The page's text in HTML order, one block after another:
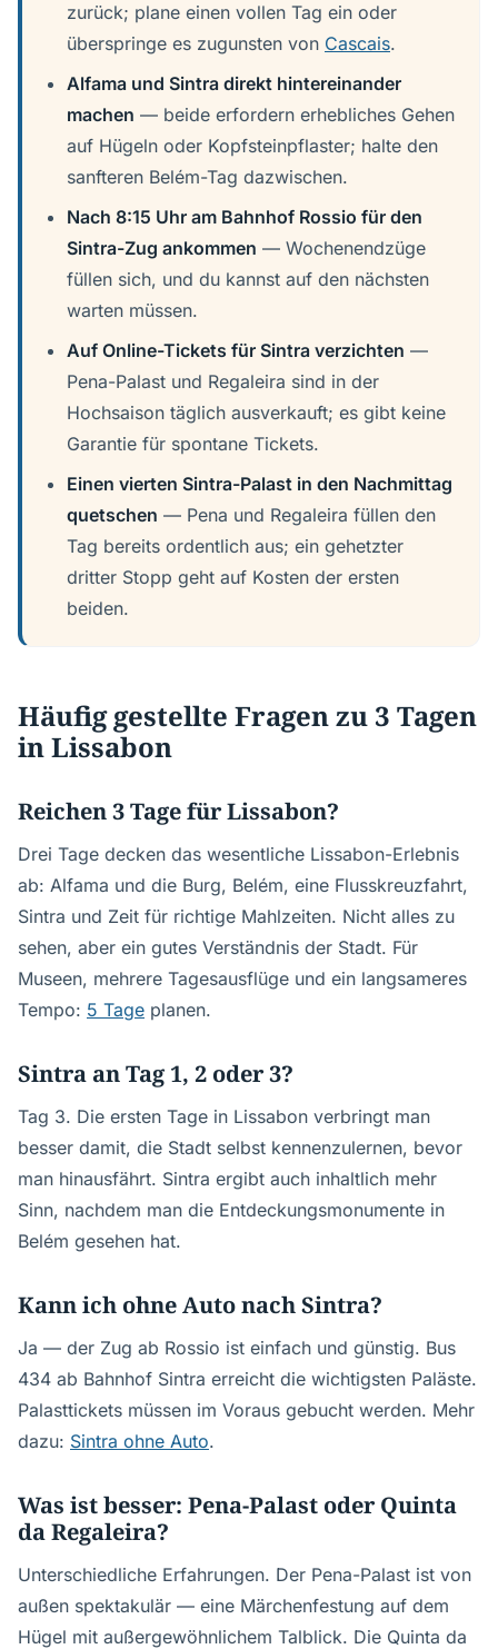
zurück; plane einen vollen Tag ein oder
überspringe es zugunsten von Cascais.
Alfama und Sintra direkt hintereinander
machen — beide erfordern erhebliches Gehen
auf Hügeln oder Kopfsteinpflaster; halte den
sanfteren Belém-Tag dazwischen.
Nach 8:15 Uhr am Bahnhof Rossio für den
Sintra-Zug ankommen — Wochenendzüge
füllen sich, und du kannst auf den nächsten
warten müssen.
Auf Online-Tickets für Sintra verzichten —
Pena-Palast und Regaleira sind in der
Hochsaison täglich ausverkauft; es gibt keine
Garantie für spontane Tickets.
Einen vierten Sintra-Palast in den Nachmittag
quetschen — Pena und Regaleira füllen den
Tag bereits ordentlich aus; ein gehetzter
dritter Stopp geht auf Kosten der ersten
beiden.
Häufig gestellte Fragen zu 3 Tagen
in Lissabon
Reichen 3 Tage für Lissabon?
Drei Tage decken das wesentliche Lissabon-Erlebnis
ab: Alfama und die Burg, Belém, eine Flusskreuzfahrt,
Sintra und Zeit für richtige Mahlzeiten. Nicht alles zu
sehen, aber ein gutes Verständnis der Stadt. Für
Museen, mehrere Tagesausflüge und ein langsameres
Tempo: 5 Tage planen.
Sintra an Tag 1, 2 oder 3?
Tag 3. Die ersten Tage in Lissabon verbringt man
besser damit, die Stadt selbst kennenzulernen, bevor
man hinausfährt. Sintra ergibt auch inhaltlich mehr
Sinn, nachdem man die Entdeckungsmonumente in
Belém gesehen hat.
Kann ich ohne Auto nach Sintra?
Ja — der Zug ab Rossio ist einfach und günstig. Bus
434 ab Bahnhof Sintra erreicht die wichtigsten Paläste.
Palasttickets müssen im Voraus gebucht werden. Mehr
dazu: Sintra ohne Auto.
Was ist besser: Pena-Palast oder Quinta
da Regaleira?
Unterschiedliche Erfahrungen. Der Pena-Palast ist von
außen spektakulär — eine Märchenfestung auf dem
Hügel mit außergewöhnlichem Talblick. Die Quinta da